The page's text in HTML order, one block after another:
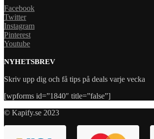
Facebook
Twitter
Instagram
Pinterest
Youtube
NYHETSBREV
Skriv upp dig och få tips på deals varje vecka
[wpforms id=”1840″ title=”false”]
© Kapify.se 2023